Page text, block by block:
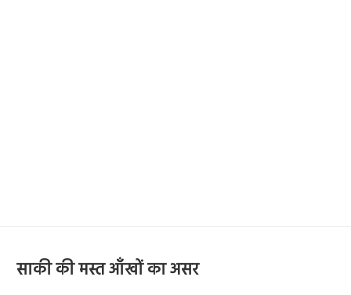
साकी की मस्त आँखों का असर